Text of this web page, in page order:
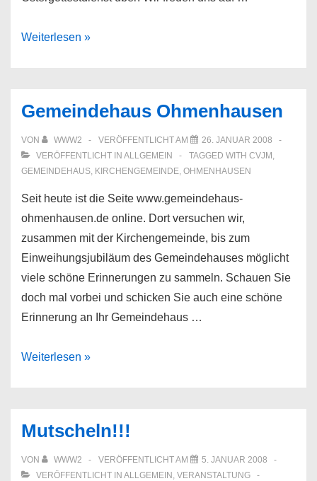
OMO
Jahr
wieder!
Weiterlesen »
Gemeindehaus Ohmenhausen
VON WWW2 VERÖFFENTLICHT AM
26. JANUAR 2008
VERÖFFENTLICHT IN ALLGEMEIN TAGGED WITH CVJM ,
GEMEINDEHAUS, KIRCHENGEMEINDE, OHMENHAUSEN
Seit heute ist die Seite www.gemeindehaus-
ohmenhausen.de online. Dort versuchen wir,
zusammen mit der Kirchengemeinde, bis zum
Einweihungsjubiläum des Gemeindehauses möglicht
viele schöne Erinnerungen zu sammeln. Schauen Sie
doch mal vorbei und schicken Sie auch eine schöne
Erinnerung an Ihr Gemeindehaus …
Gemeindehaus
Weiterlesen »
Mutscheln!!!
VON WWW2 VERÖFFENTLICHT AM
5. JANUAR 2008
VERÖFFENTLICHT IN ALLGEMEIN , VERANSTALTUNG